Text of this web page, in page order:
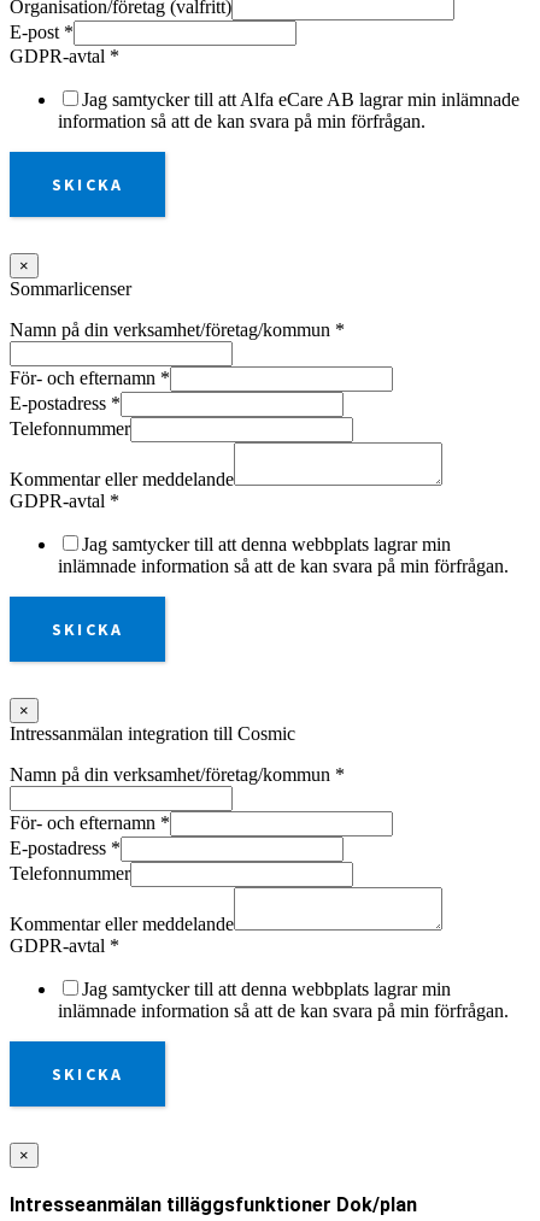
Organisation/företag (valfritt)
E-post *
GDPR-avtal *
Jag samtycker till att Alfa eCare AB lagrar min inlämnade
information så att de kan svara på min förfrågan.
SKICKA
×
Sommarlicenser
Namn på din verksamhet/företag/kommun *
För- och efternamn *
E-postadress *
Telefonnummer
Kommentar eller meddelande
GDPR-avtal *
Jag samtycker till att denna webbplats lagrar min
inlämnade information så att de kan svara på min förfrågan.
SKICKA
×
Intressanmälan integration till Cosmic
Namn på din verksamhet/företag/kommun *
För- och efternamn *
E-postadress *
Telefonnummer
Kommentar eller meddelande
GDPR-avtal *
Jag samtycker till att denna webbplats lagrar min
inlämnade information så att de kan svara på min förfrågan.
SKICKA
×
Intresseanmälan tilläggsfunktioner Dok/plan